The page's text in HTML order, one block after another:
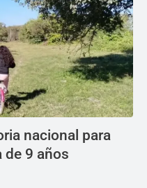
nacional para
de 9 años